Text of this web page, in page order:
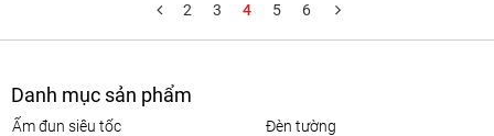
2 3 4 5 6
Danh mục sản phẩm
ấm đun siêu tốc
đèn tường